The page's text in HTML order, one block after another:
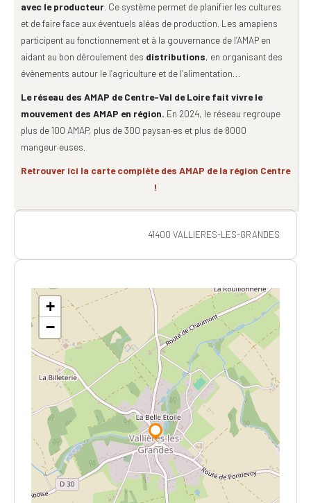
avec le producteur . Ce système permet de planifier les cultures
et de faire face aux éventuels aléas de production. Les amapiens
participent au fonctionnement et à la gouvernance de l’AMAP en
aidant au bon déroulement des distributions, en organisant des
évènements autour le l’agriculture et de l’alimentation…
Le réseau des AMAP de Centre-Val de Loire fait vivre le
mouvement des AMAP en région. En 2024, le réseau regroupe
plus de 100 AMAP, plus de 300 paysan·es et plus de 8000
mangeur·euses.
Retrouver ici la carte complète des AMAP de la région Centre
!
41400 VALLIERES-LES-GRANDES
+
−